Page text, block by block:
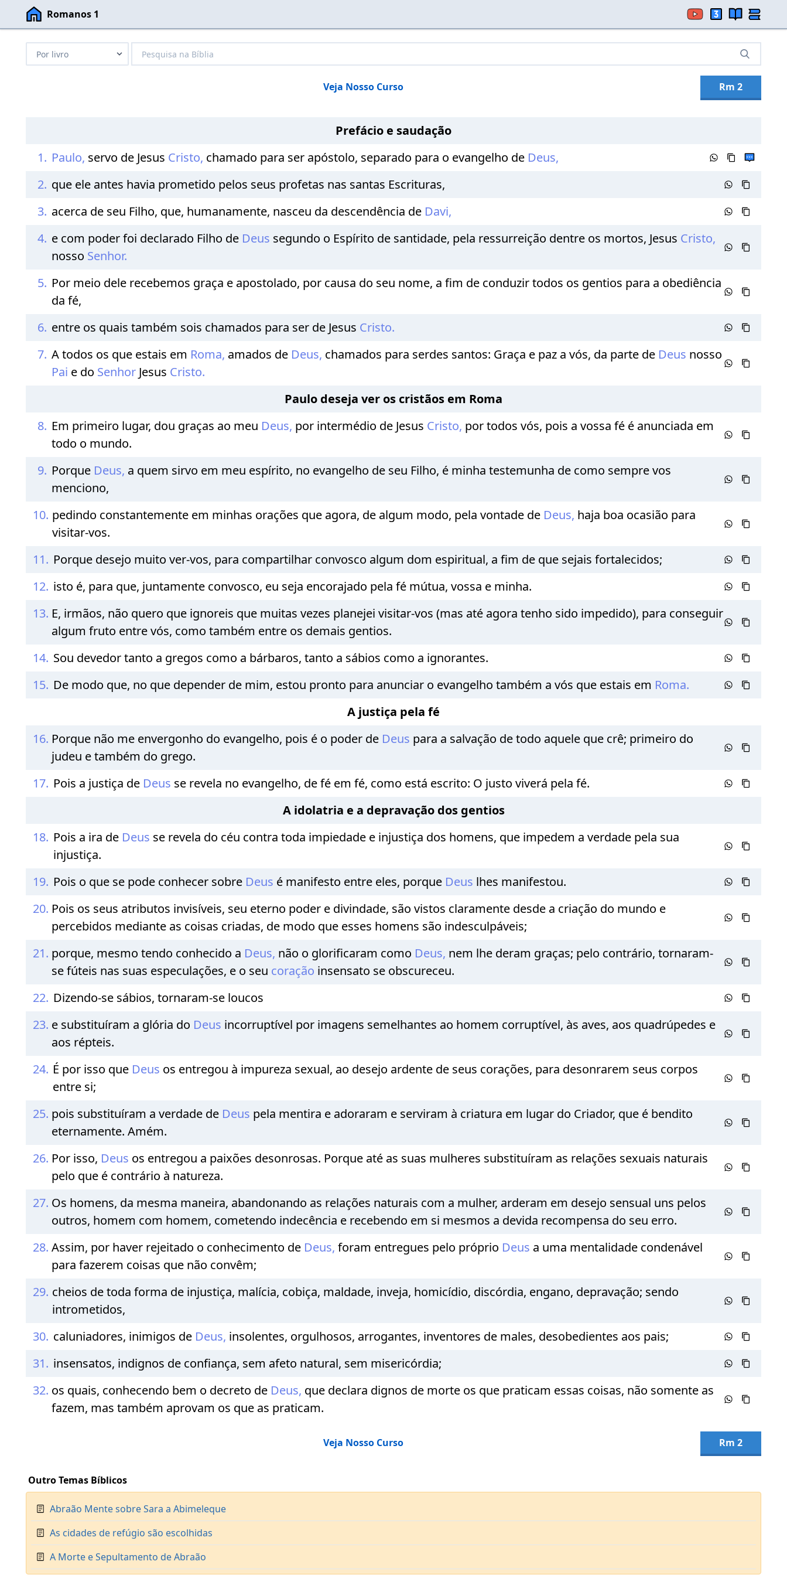
Romanos 1
Veja Nosso Curso Rm 2
Prefácio e saudação
1. Paulo, servo de Jesus Cristo, chamado para ser apóstolo, separado para o evangelho de Deus,
2. que ele antes havia prometido pelos seus profetas nas santas Escrituras,
3. acerca de seu Filho, que, humanamente, nasceu da descendência de Davi,
4. e com poder foi declarado Filho de Deus segundo o Espírito de santidade, pela ressurreição dentre os mortos, Jesus Cristo,
nosso Senhor.
5. Por meio dele recebemos graça e apostolado, por causa do seu nome, a fim de conduzir todos os gentios para a obediência
da fé,
6. entre os quais também sois chamados para ser de Jesus Cristo.
7. A todos os que estais em Roma, amados de Deus, chamados para serdes santos: Graça e paz a vós, da parte de Deus nosso
Pai e do Senhor Jesus Cristo.
Paulo deseja ver os cristãos em Roma
8. Em primeiro lugar, dou graças ao meu Deus, por intermédio de Jesus Cristo, por todos vós, pois a vossa fé é anunciada em
todo o mundo.
9. Porque Deus, a quem sirvo em meu espírito, no evangelho de seu Filho, é minha testemunha de como sempre vos
menciono,
10. pedindo constantemente em minhas orações que agora, de algum modo, pela vontade de Deus, haja boa ocasião para
visitar-vos.
11. Porque desejo muito ver-vos, para compartilhar convosco algum dom espiritual, a fim de que sejais fortalecidos;
12. isto é, para que, juntamente convosco, eu seja encorajado pela fé mútua, vossa e minha.
13. E, irmãos, não quero que ignoreis que muitas vezes planejei visitar-vos (mas até agora tenho sido impedido), para conseguir
algum fruto entre vós, como também entre os demais gentios.
14. Sou devedor tanto a gregos como a bárbaros, tanto a sábios como a ignorantes.
15. De modo que, no que depender de mim, estou pronto para anunciar o evangelho também a vós que estais em Roma.
A justiça pela fé
16. Porque não me envergonho do evangelho, pois é o poder de Deus para a salvação de todo aquele que crê; primeiro do
judeu e também do grego.
17. Pois a justiça de Deus se revela no evangelho, de fé em fé, como está escrito: O justo viverá pela fé.
A idolatria e a depravação dos gentios
18. Pois a ira de Deus se revela do céu contra toda impiedade e injustiça dos homens, que impedem a verdade pela sua
injustiça.
19. Pois o que se pode conhecer sobre Deus é manifesto entre eles, porque Deus lhes manifestou.
20. Pois os seus atributos invisíveis, seu eterno poder e divindade, são vistos claramente desde a criação do mundo e
percebidos mediante as coisas criadas, de modo que esses homens são indesculpáveis;
21. porque, mesmo tendo conhecido a Deus, não o glorificaram como Deus, nem lhe deram graças; pelo contrário, tornaram-
se fúteis nas suas especulações, e o seu coração insensato se obscureceu.
22. Dizendo-se sábios, tornaram-se loucos
23. e substituíram a glória do Deus incorruptível por imagens semelhantes ao homem corruptível, às aves, aos quadrúpedes e
aos répteis.
24. É por isso que Deus os entregou à impureza sexual, ao desejo ardente de seus corações, para desonrarem seus corpos
entre si;
25. pois substituíram a verdade de Deus pela mentira e adoraram e serviram à criatura em lugar do Criador, que é bendito
eternamente. Amém.
26. Por isso, Deus os entregou a paixões desonrosas. Porque até as suas mulheres substituíram as relações sexuais naturais
pelo que é contrário à natureza.
27. Os homens, da mesma maneira, abandonando as relações naturais com a mulher, arderam em desejo sensual uns pelos
outros, homem com homem, cometendo indecência e recebendo em si mesmos a devida recompensa do seu erro.
28. Assim, por haver rejeitado o conhecimento de Deus, foram entregues pelo próprio Deus a uma mentalidade condenável
para fazerem coisas que não convêm;
29. cheios de toda forma de injustiça, malícia, cobiça, maldade, inveja, homicídio, discórdia, engano, depravação; sendo
intrometidos,
30. caluniadores, inimigos de Deus, insolentes, orgulhosos, arrogantes, inventores de males, desobedientes aos pais;
31. insensatos, indignos de confiança, sem afeto natural, sem misericórdia;
32. os quais, conhecendo bem o decreto de Deus, que declara dignos de morte os que praticam essas coisas, não somente as
fazem, mas também aprovam os que as praticam.
Veja Nosso Curso Rm 2
Outro Temas Bíblicos
Abraão Mente sobre Sara a Abimeleque
As cidades de refúgio são escolhidas
A Morte e Sepultamento de Abraão